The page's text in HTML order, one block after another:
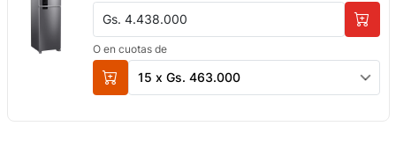
Gs. 4.438.000
O en cuotas de
15 x Gs. 463.000